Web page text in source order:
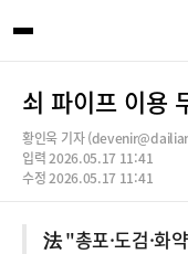
쇠 파이프 이용
황인욱 기자
입력 2026.05.17 11:41
수정 2026.05.17 11:41
法 "총포·도검·화